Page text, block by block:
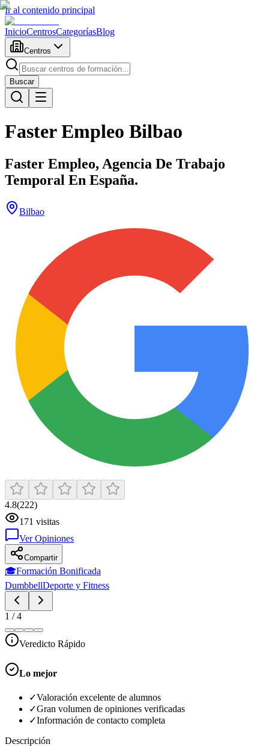
Ir al contenido principal
InicioCentrosCategoríasBlog
Centros
Buscar
Faster Empleo Bilbao
Faster Empleo, Agencia De Trabajo
Temporal En España.
Bilbao
4.8(222)
171 visitas
Ver Opiniones
Compartir
🎓Formación Bonificada
DumbbellDeporte y Fitness
1 /4
Veredicto Rápido
Lo mejor
✓Valoración excelente de alumnos
✓Gran volumen de opiniones verificadas
✓Información de contacto completa
Descripción